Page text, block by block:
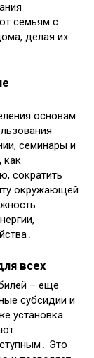
семьям с
делая их
основам
семинары и
как
сократить
окружающей
всех
– еще
субсидии и
установка
Это